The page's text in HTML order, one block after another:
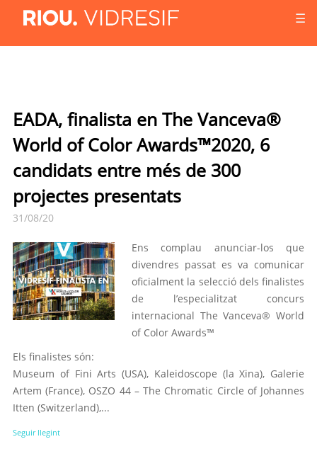
☰
EADA, finalista en The Vanceva®
World of Color Awards™2020, 6
candidats entre més de 300
projectes presentats
31/08/20
Ens complau anunciar-los que
divendres passat es va comunicar
oficialment la selecció dels finalistes
de l’especialitzat concurs
internacional The Vanceva® World
of Color Awards™
Els finalistes són:
Museum of Fini Arts (USA), Kaleidoscope (la Xina), Galerie
Artem (France), OSZO 44 – The Chromatic Circle of Johannes
Itten (Switzerland),...
Seguir llegint